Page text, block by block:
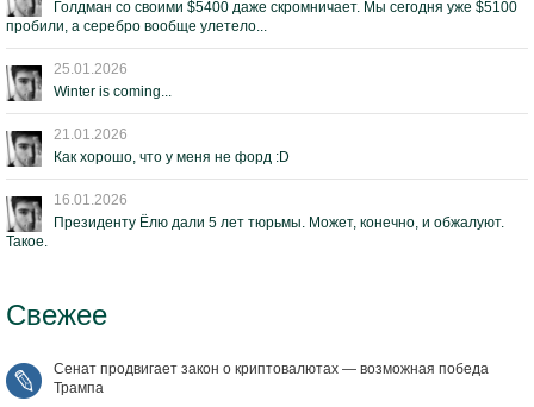
Голдман со своими $5400 даже скромничает. Мы сегодня уже $5100
пробили, а серебро вообще улетело...
25.01.2026
Winter is coming...
21.01.2026
Как хорошо, что у меня не форд :D
16.01.2026
Президенту Ёлю дали 5 лет тюрьмы. Может, конечно, и обжалуют.
Такое.
Свежее
Сенат продвигает закон о криптовалютах — возможная победа
Трампа